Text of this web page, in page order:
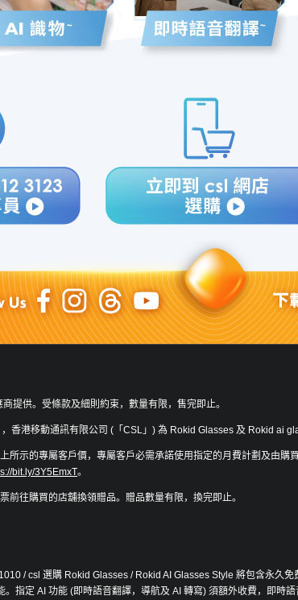
提供。受條款及細則約束，數量有限，售完即止。
香港移動通訊有限公司 (「CSL」) 為 Rokid Glasses 及 Rokid ai
所示的專屬客戶價，專屬客戶必需承諾使用指定的月費計劃及由
bit.ly/3Y5EmxT。
前往購買的店舖換領贈品。贈品數量有限，換完即止。
/ csl 選購 Rokid Glasses / Rokid AI Glasses Style 將包含永久
。指定 AI 功能 (即時語音翻譯，導航及 AI 轉寫) 須額外收費，即時